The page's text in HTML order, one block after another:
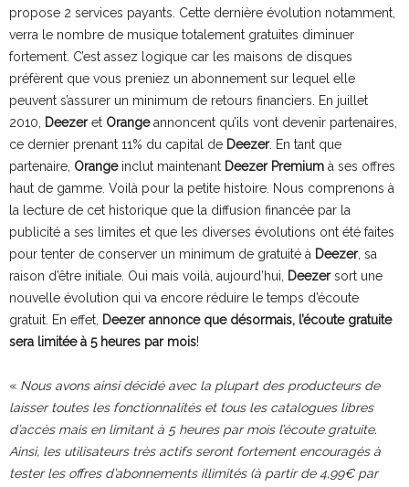
propose 2 services payants. Cette dernière évolution notamment,
verra le nombre de musique totalement gratuites diminuer
fortement. C’est assez logique car les maisons de disques
préfèrent que vous preniez un abonnement sur lequel elle
peuvent s’assurer un minimum de retours financiers. En juillet
2010, Deezeret Orangeannoncent qu’ils vont devenir partenaires,
ce dernier prenant 11% du capital de Deezer. En tant que
partenaire, Orange inclut maintenant Deezer Premium à ses offres
haut de gamme. Voilà pour la petite histoire. Nous comprenons à
la lecture de cet historique que la diffusion financée par la
publicité a ses limites et que les diverses évolutions ont été faites
pour tenter de conserver un minimum de gratuité à Deezer, sa
raison d’être initiale. Oui mais voilà, aujourd’hui, Deezersort une
nouvelle évolution qui va encore réduire le temps d’écoute
gratuit. En effet, Deezer annonce que désormais, l’écoute gratuite
sera limitée à 5 heures par mois!
« Nous avons ainsi décidé avec la plupart des producteurs de
laisser toutes les fonctionnalités et tous les catalogues libres
d’accès mais en limitant à 5 heures par mois l’écoute gratuite.
Ainsi, les utilisateurs très actifs seront fortement encouragés à
tester les offres d’abonnements illimités (à partir de 4,99€ par